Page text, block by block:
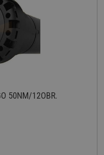
50NM/12OBR.